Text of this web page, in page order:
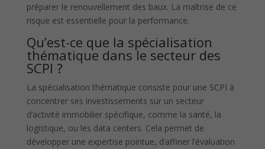
préparer le renouvellement des baux. La maîtrise de ce
risque est essentielle pour la performance.
Qu’est-ce que la spécialisation
thématique dans le secteur des
SCPI ?
La spécialisation thématique consiste pour une SCPI à
concentrer ses investissements sur un secteur
d’activité immobilier spécifique, comme la santé, la
logistique, ou les data centers. Cela permet de
développer une expertise pointue, d’affiner l’évaluation